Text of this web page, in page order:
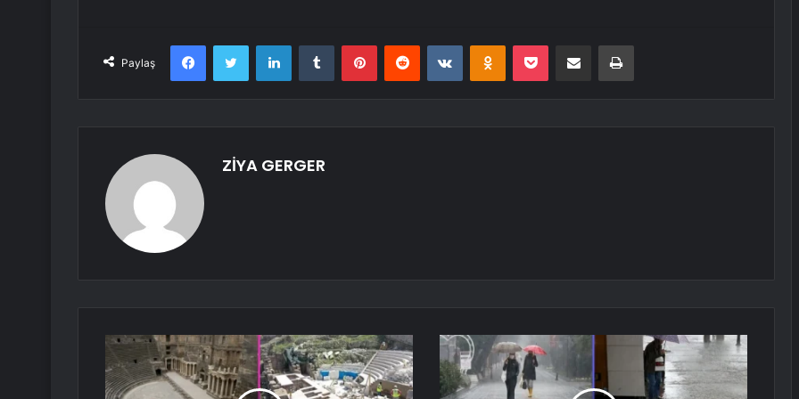
Paylaş
FacebookTwitter LinkedInTumblr PinterestReddit VKontakteOdnoklassniki
Pocket E-Posta ile paylaş Yazdır
ZİYA GERGER